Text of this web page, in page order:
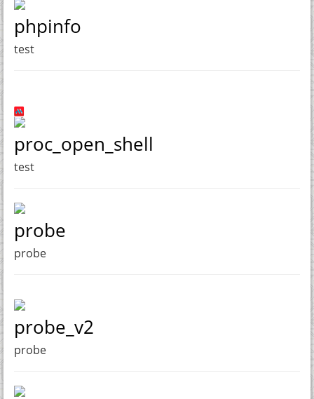
phpinfo
test
proc_open_shell
test
probe
probe
probe_v2
probe